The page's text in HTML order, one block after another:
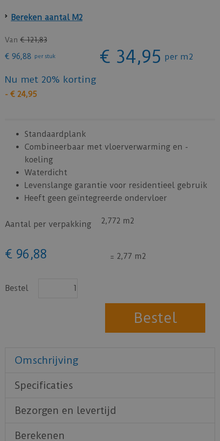
Bereken aantal M2
Van € 121,83
€ 96,88 per stuk € 34,95 per m2
Nu met 20% korting
- € 24,95
Standaardplank
Combineerbaar met vloerverwarming en -
koeling
Waterdicht
Levenslange garantie voor residentieel gebruik
Heeft geen geïntegreerde ondervloer
Aantal per verpakking 2,772 m2
€ 96 ,88 = 2,77 m2
Bestel
Omschrijving
Specificaties
Bezorgen en levertijd
Berekenen